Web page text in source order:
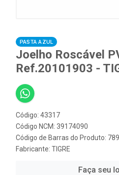
PASTA AZUL
Joelho Roscável
Ref.20101903 -
Código: 43317
Código NCM: 39174090
Código de Barras do Produto:
Fabricante: TIGRE
Faça seu